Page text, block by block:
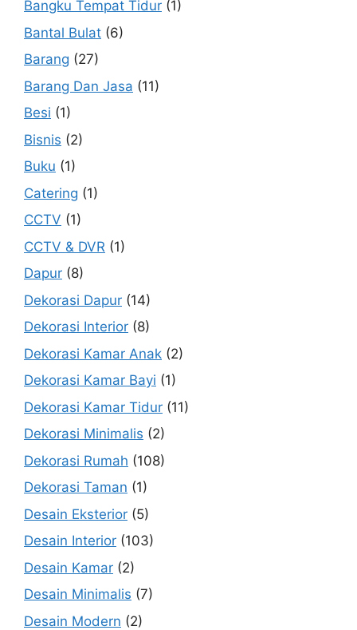
Bangku Tempat Tidur (1)
Bantal Bulat (6)
Barang (27)
Barang Dan Jasa (11)
Besi (1)
Bisnis (2)
Buku (1)
Catering (1)
CCTV (1)
CCTV & DVR (1)
Dapur (8)
Dekorasi Dapur (14)
Dekorasi Interior (8)
Dekorasi Kamar Anak (2)
Dekorasi Kamar Bayi (1)
Dekorasi Kamar Tidur (11)
Dekorasi Minimalis (2)
Dekorasi Rumah (108)
Dekorasi Taman (1)
Desain Eksterior (5)
Desain Interior (103)
Desain Kamar (2)
Desain Minimalis (7)
Desain Modern (2)